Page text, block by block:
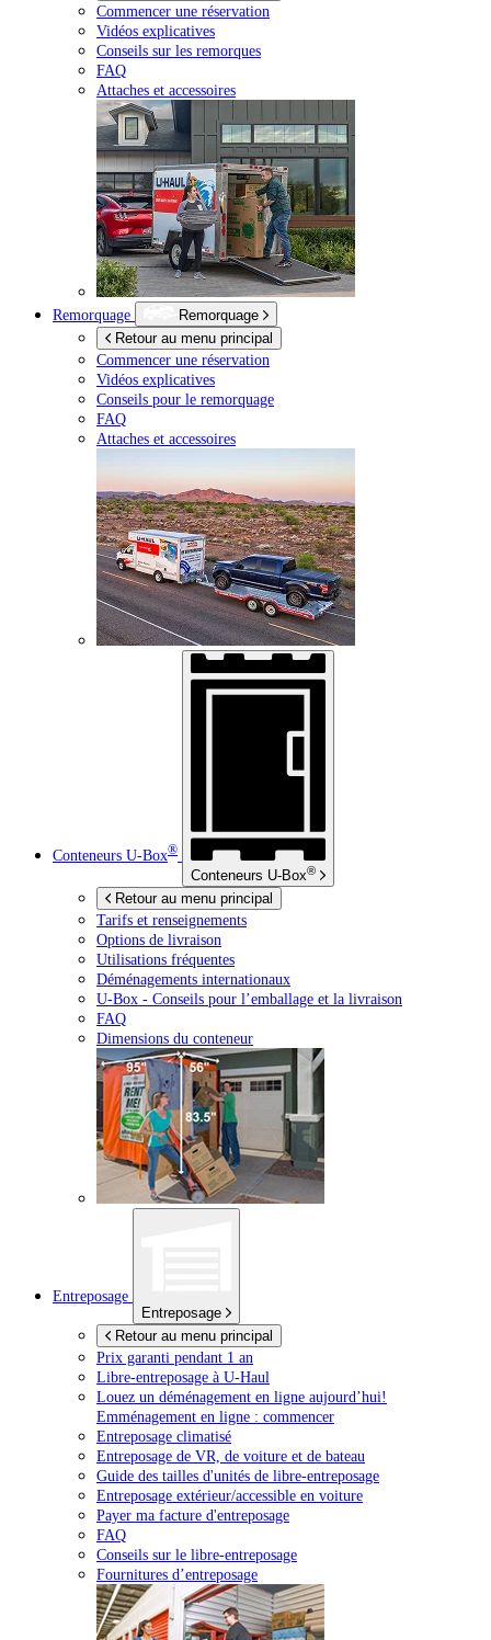
Commencer une réservation
Vidéos explicatives
Conseils sur les remorques
FAQ
Attaches et accessoires
Remorquage
Remorquage
Retour au menu principal
Commencer une réservation
Vidéos explicatives
Conseils pour le remorquage
FAQ
Attaches et accessoires
Conteneurs U-Box®
Conteneurs U-Box®
Retour au menu principal
Tarifs et renseignements
Options de livraison
Utilisations fréquentes
Déménagements internationaux
U-Box - Conseils pour l’emballage et la livraison
FAQ
Dimensions du conteneur
Entreposage
Entreposage
Retour au menu principal
Prix garanti pendant 1 an
Libre-entreposage à U-Haul
Louez un déménagement en ligne aujourd’hui!
Emménagement en ligne : commencer
Entreposage climatisé
Entreposage de VR, de voiture et de bateau
Guide des tailles d'unités de libre-entreposage
Entreposage extérieur/accessible en voiture
Payer ma facture d'entreposage
FAQ
Conseils sur le libre-entreposage
Fournitures d’entreposage